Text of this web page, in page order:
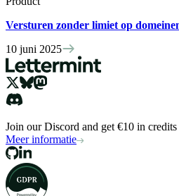
Versturen zonder limiet op
10 juni 2025
Join our Discord and get €10 in credits
Meer informatie